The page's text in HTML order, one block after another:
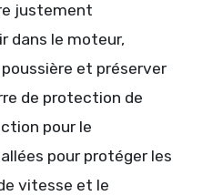
justement
dans le moteur,
et préserver
de protection de
pour le
pour protéger les
vitesse et le